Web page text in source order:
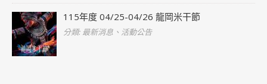
115年度 04/25-04/26 龍岡米干節
分類: 最新消息、活動公告